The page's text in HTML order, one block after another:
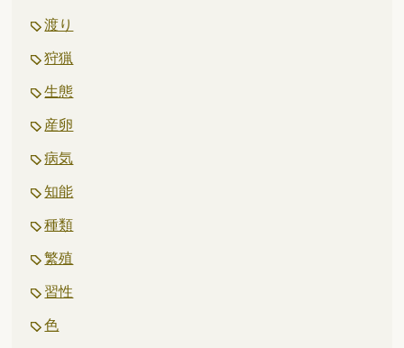
渡り
狩猟
生態
産卵
病気
知能
種類
繁殖
習性
色